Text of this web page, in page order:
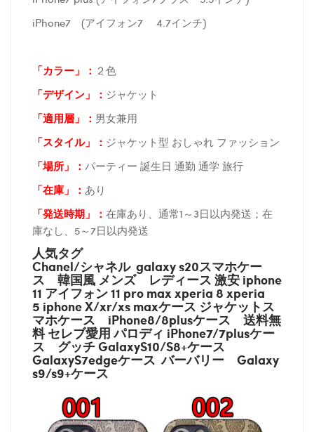
iPhone7 (アイフォン7 4.7インチ)
「カラー」： ２色
「デザイン」
： ジャケット
「適用層」： 男女兼用
「スタイル」： ジャケット型 おしゃれ ファッション
「場所 」： パーティー 誕生日 通勤 通学 旅行
「在庫 」： あり
「発送時期 」： 在庫あり、通常1～3日以内発送；在
庫なし、5～7日以内発送
人気タグ
Chanel/シャネル galaxy s20スマホケー
ス 韓国風 メンズ レディース 激安 iphone
11 アイフォン 11 pro max xperia 8 xperia
5 iphone X/xr/xs maxケース ジャケットス
マホケース iPhone8/8plusケース 送料無
料 セレブ愛用 パロディ iPhone7/7plusケー
ス グッチGalaxyS10/S8+ケース
GalaxyS7edgeケース バーバリー Galaxy
s9/s9+ケース